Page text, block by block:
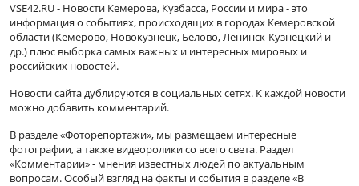
VSE42.RU - Новости Кемерова, Кузбасса, России и мира - это
информация о событиях, происходящих в городах Кемеровской
области (Кемерово, Новокузнецк, Белово, Ленинск-Кузнецкий и
др.) плюс выборка самых важных и интересных мировых и
российских новостей.
Новости сайта дублируются в социальных сетях. К каждой новости
можно добавить комментарий.
В разделе «Фоторепортажи», мы размещаем интересные
фотографии, а также видеоролики со всего света. Раздел
«Комментарии» - мнения известных людей по актуальным
вопросам. Особый взгляд на факты и события в разделе «В